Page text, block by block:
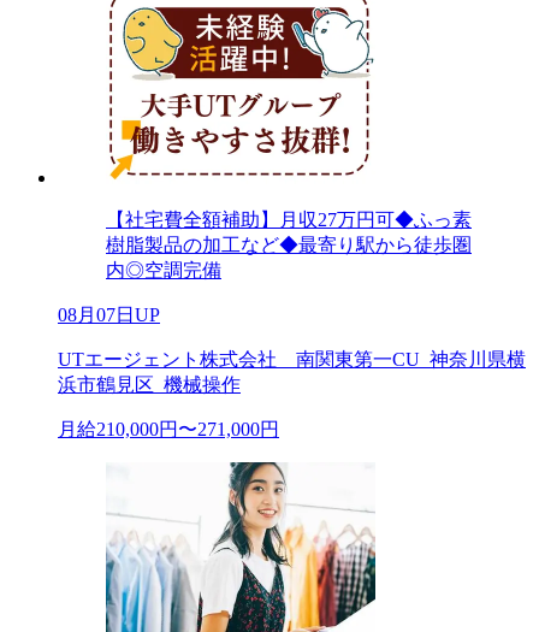
【社宅費全額補助】月収27万円可◆ふっ素
樹脂製品の加工など◆最寄り駅から徒歩圏
内◎空調完備
08月07日UP
UTエージェント株式会社 南関東第一CU_神奈川県横
浜市鶴見区_機械操作
月給210,000円〜271,000円